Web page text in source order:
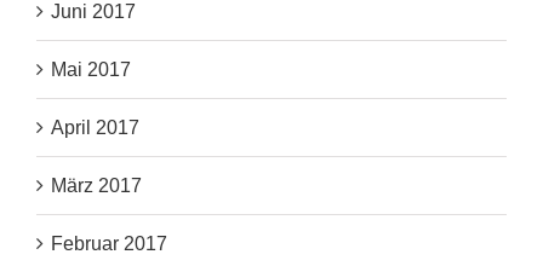
Juni 2017
Mai 2017
April 2017
März 2017
Februar 2017